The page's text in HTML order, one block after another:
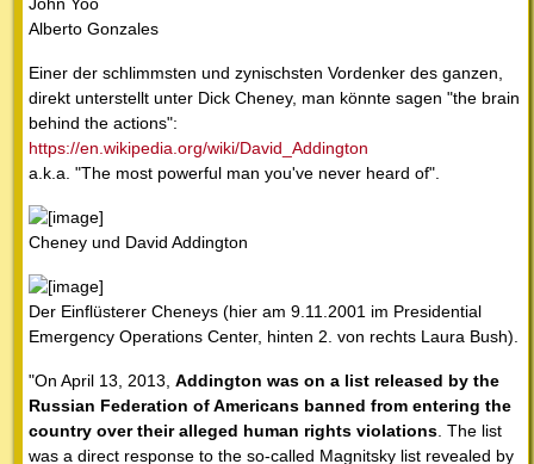
John Yoo
Alberto Gonzales
Einer der schlimmsten und zynischsten Vordenker des ganzen,
direkt unterstellt unter Dick Cheney, man könnte sagen "the brain
behind the actions":
https://en.wikipedia.org/wiki/David_Addington
a.k.a. "The most powerful man you've never heard of".
Cheney und David Addington
Der Einflüsterer Cheneys (hier am 9.11.2001 im Presidential
Emergency Operations Center, hinten 2. von rechts Laura Bush).
"On April 13, 2013, Addington was on a list released by the
Russian Federation of Americans banned from entering the
country over their alleged human rights violations. The list
was a direct response to the so-called Magnitsky list revealed by